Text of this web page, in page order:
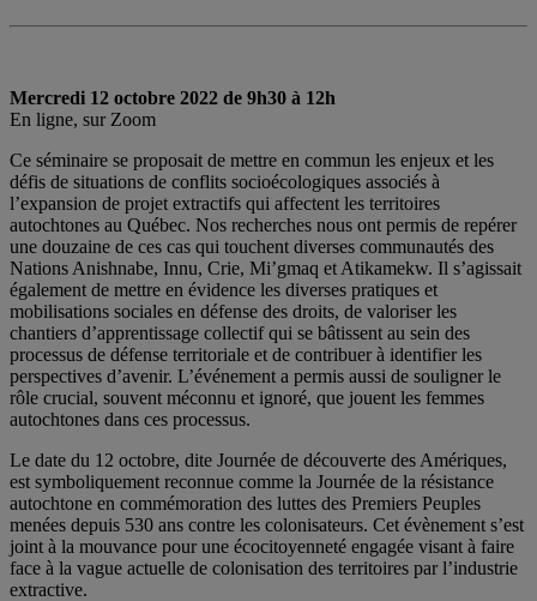
Mercredi 12 octobre 2022 de 9h30 à 12h
En ligne, sur Zoom
Ce séminaire se proposait de mettre en commun les enjeux et les
défis de situations de conflits socioécologiques associés à
l’expansion de projet extractifs qui affectent les territoires
autochtones au Québec. Nos recherches nous ont permis de repérer
une douzaine de ces cas qui touchent diverses communautés des
Nations Anishnabe, Innu, Crie, Mi’gmaq et Atikamekw. Il s’agissait
également de mettre en évidence les diverses pratiques et
mobilisations sociales en défense des droits, de valoriser les
chantiers d’apprentissage collectif qui se bâtissent au sein des
processus de défense territoriale et de contribuer à identifier les
perspectives d’avenir. L’événement a permis aussi de souligner le
rôle crucial, souvent méconnu et ignoré, que jouent les femmes
autochtones dans ces processus.
Le date du 12 octobre, dite Journée de découverte des Amériques,
est symboliquement reconnue comme la Journée de la résistance
autochtone en commémoration des luttes des Premiers Peuples
menées depuis 530 ans contre les colonisateurs. Cet évènement s’est
joint à la mouvance pour une écocitoyenneté engagée visant à faire
face à la vague actuelle de colonisation des territoires par l’industrie
extractive.